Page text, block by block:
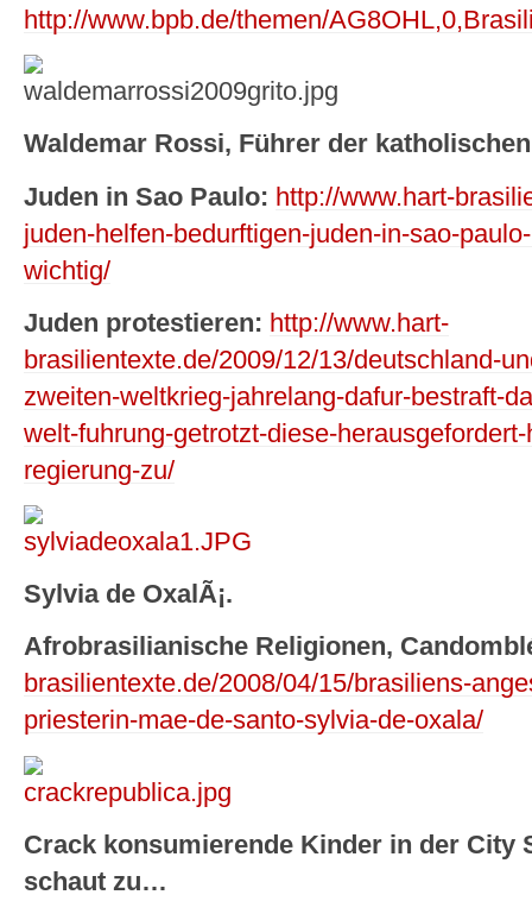
http://www.bpb.de/themen/
Waldemar Rossi, Führer der
Juden in Sao Paulo: http://www.hart-
juden-helfen-bedurftigen-juden-in-sao-
wichtig/
Juden protestieren: http://www.hart-
brasilientexte.de/2009/12/13/deutschland-
zweiten-weltkrieg-jahrelang-dafur-bestraft-
welt-fuhrung-getrotzt-diese-
regierung-zu/
Sylvia de OxalÃ¡.
Afrobrasilianische Religionen,
brasilientexte.de/2008/04/15/brasiliens-
priesterin-mae-de-santo-sylvia-de-oxala/
Crack konsumierende Kinder in der City
schaut zu…